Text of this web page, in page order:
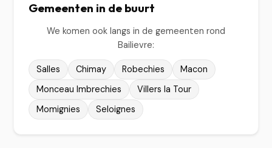
Gemeenten in de buurt
We komen ook langs in de gemeenten rond
Bailievre:
Salles Chimay Robechies
Macon
Monceau Imbrechies
Villers la Tour
Momignies
Seloignes